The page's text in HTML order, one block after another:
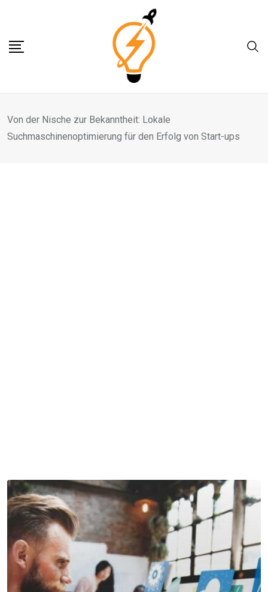
content
Von der Nische zur Bekanntheit: Lokale
Suchmaschinenoptimierung für den Erfolg von Start-ups